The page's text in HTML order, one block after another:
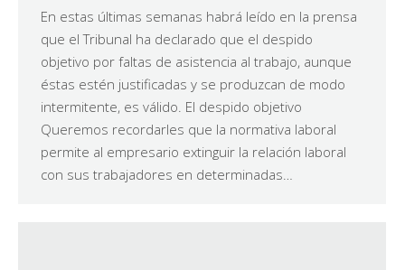
En estas últimas semanas habrá leído en la prensa
que el Tribunal ha declarado que el despido
objetivo por faltas de asistencia al trabajo, aunque
éstas estén justificadas y se produzcan de modo
intermitente, es válido. El despido objetivo
Queremos recordarles que la normativa laboral
permite al empresario extinguir la relación laboral
con sus trabajadores en determinadas…